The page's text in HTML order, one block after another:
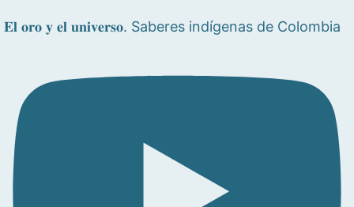
𝐄𝐥 𝐨𝐫𝐨 𝐲 𝐞𝐥 𝐮𝐧𝐢𝐯𝐞𝐫𝐬𝐨. Saberes indígenas de Colombia